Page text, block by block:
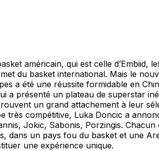
américain, qui est celle d’Embiid,
du basket international. Mais le
a été une réussite formidable en
a présenté un plateau de superstar
un grand attachement à leur
très compétitive, Luka Doncic a
Jokic, Sabonis, Porzingis. Chacun
dans un pays fou du basket et une
une expérience unique.